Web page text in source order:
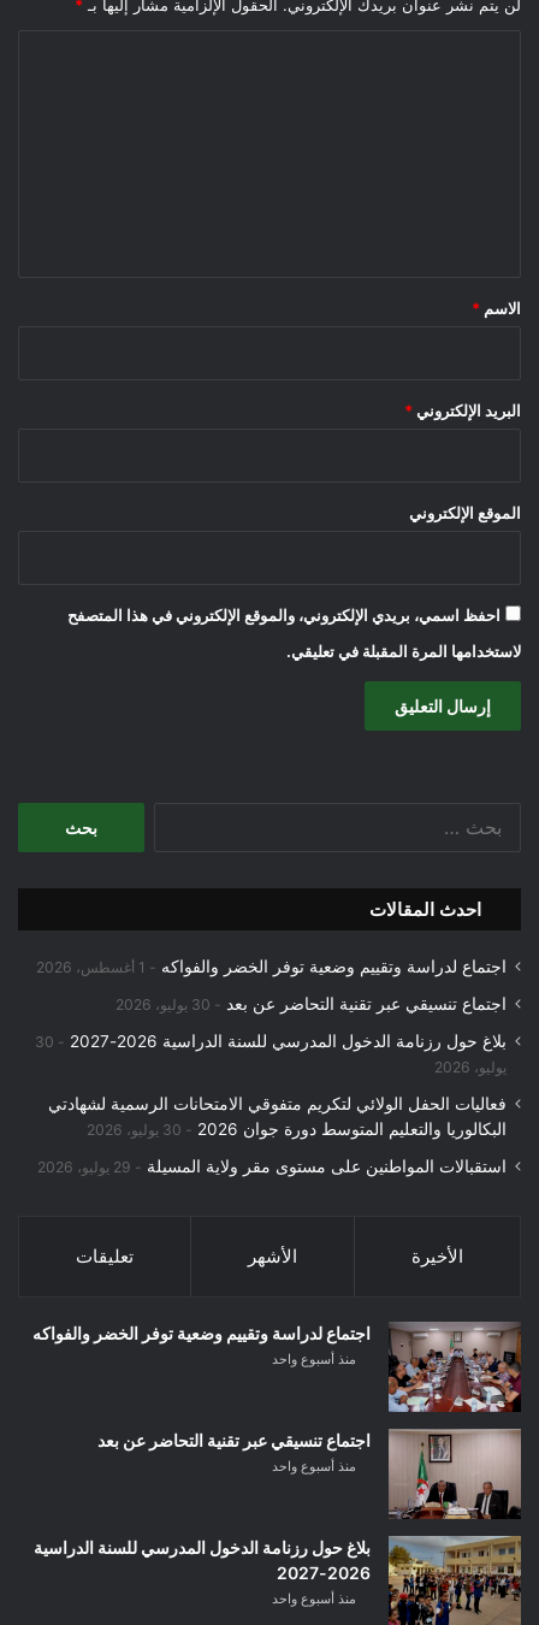
لن يتم نشر عنوان بريدك الإلكتروني. الحقول الإلزامية مشار إليها بـ *
*
الاسم *
البريد الإلكتروني *
الموقع الإلكتروني
احفظ اسمي، بريدي الإلكتروني، والموقع الإلكتروني في هذا المتصفح
لاستخدامها المرة المقبلة في تعليقي.
احدث المقالات
اجتماع لدراسة وتقييم وضعية توفر الخضر والفواكه 1 أغسطس، 2026
اجتماع تنسيقي عبر تقنية التحاضر عن بعد 30 يوليو، 2026
بلاغ حول رزنامة الدخول المدرسي للسنة الدراسية 2026-2027
30
يوليو، 2026
فعاليات الحفل الولائي لتكريم متفوقي الامتحانات الرسمية لشهادتي
البكالوريا والتعليم المتوسط دورة جوان 2026
30 يوليو، 2026
استقبالات المواطنين على مستوى مقر ولاية المسيلة 29 يوليو، 2026
الأخيرة الأشهر تعليقات
اجتماع لدراسة وتقييم وضعية توفر الخضر والفواكه
منذ أسبوع واحد
اجتماع تنسيقي عبر تقنية التحاضر عن بعد
منذ أسبوع واحد
بلاغ حول رزنامة الدخول المدرسي للسنة الدراسية
2026-2027
منذ أسبوع واحد